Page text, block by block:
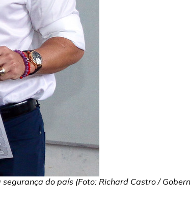
do país (Foto: Richard Castro /